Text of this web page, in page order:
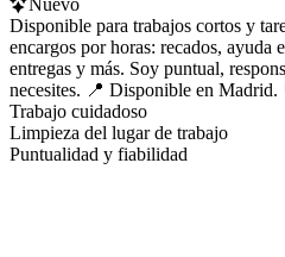
Disponible para trabajos cortos y
encargos por horas: recados, ayuda
entregas y más. Soy puntual,
necesites. 📍 Disponible en Madrid.
Trabajo cuidadoso
Limpieza del lugar de trabajo
Puntualidad y fiabilidad